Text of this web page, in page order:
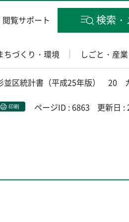
閲覧サポート 検索・
ちづくり・環境 しごと・産業
並区統計書（平成25年版） 20
印刷 ページID : 6863 更新日 :